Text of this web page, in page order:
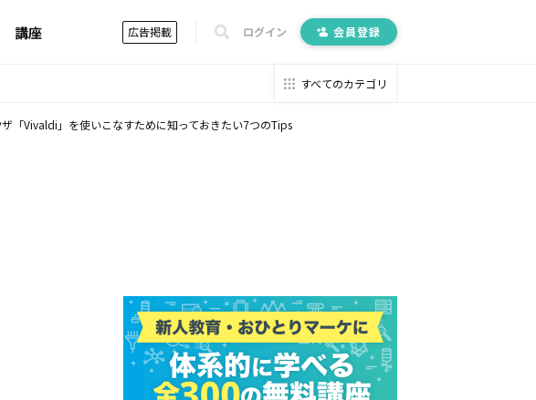
講座 広告掲載 ログイン 会員登録
すべてのカテゴリ
「Vivaldi」を使いこなすために知っておきたい7つのTips